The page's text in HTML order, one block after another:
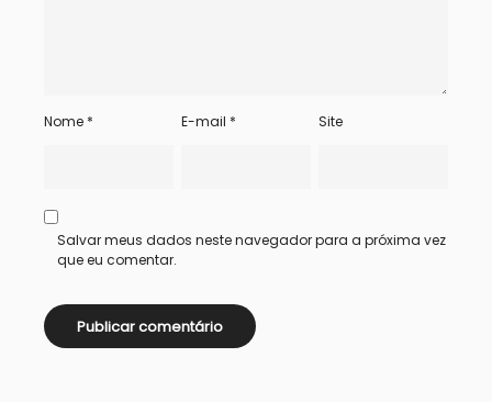
Nome * E-mail * Site
Salvar meus dados neste navegador para a próxima vez
que eu comentar.